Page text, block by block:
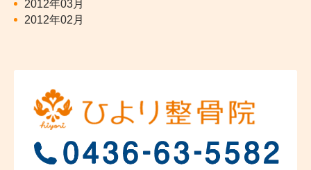
2012年03月
2012年02月